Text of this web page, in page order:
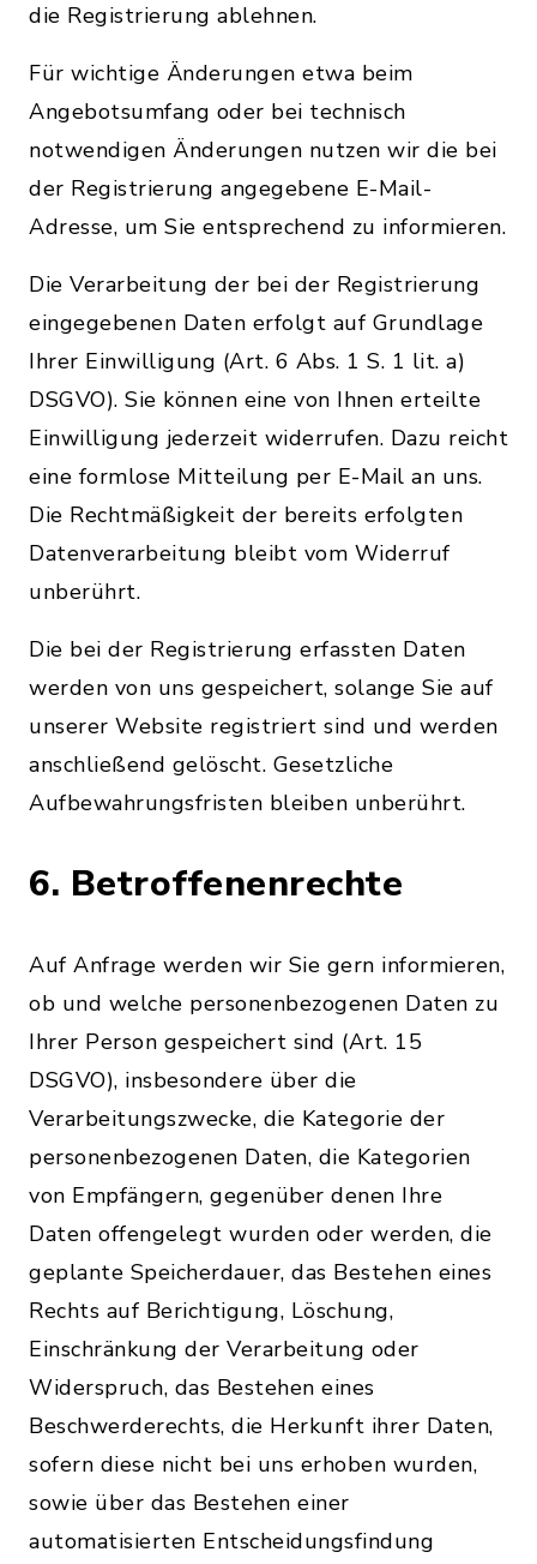
die Registrierung ablehnen.
Für wichtige Änderungen etwa beim
Angebotsumfang oder bei technisch
notwendigen Änderungen nutzen wir die bei
der Registrierung angegebene E-Mail-
Adresse, um Sie entsprechend zu informieren.
Die Verarbeitung der bei der Registrierung
eingegebenen Daten erfolgt auf Grundlage
Ihrer Einwilligung (Art. 6 Abs. 1 S. 1 lit. a)
DSGVO). Sie können eine von Ihnen erteilte
Einwilligung jederzeit widerrufen. Dazu reicht
eine formlose Mitteilung per E-Mail an uns.
Die Rechtmäßigkeit der bereits erfolgten
Datenverarbeitung bleibt vom Widerruf
unberührt.
Die bei der Registrierung erfassten Daten
werden von uns gespeichert, solange Sie auf
unserer Website registriert sind und werden
anschließend gelöscht. Gesetzliche
Aufbewahrungsfristen bleiben unberührt.
6. Betroffenenrechte
Auf Anfrage werden wir Sie gern informieren,
ob und welche personenbezogenen Daten zu
Ihrer Person gespeichert sind (Art. 15
DSGVO), insbesondere über die
Verarbeitungszwecke, die Kategorie der
personenbezogenen Daten, die Kategorien
von Empfängern, gegenüber denen Ihre
Daten offengelegt wurden oder werden, die
geplante Speicherdauer, das Bestehen eines
Rechts auf Berichtigung, Löschung,
Einschränkung der Verarbeitung oder
Widerspruch, das Bestehen eines
Beschwerderechts, die Herkunft ihrer Daten,
sofern diese nicht bei uns erhoben wurden,
sowie über das Bestehen einer
automatisierten Entscheidungsfindung